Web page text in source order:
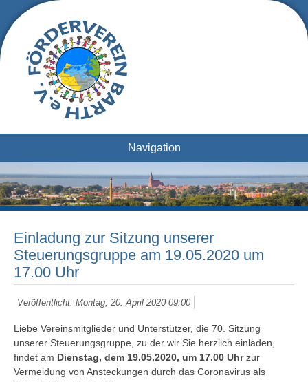
Navigation
Einladung zur Sitzung unserer
Steuerungsgruppe am 19.05.2020 um
17.00 Uhr
Veröffentlicht: Montag, 20. April 2020 09:00
Liebe Vereinsmitglieder und Unterstützer, die 70. Sitzung
unserer Steuerungsgruppe, zu der wir Sie herzlich einladen,
findet am Dienstag, dem 19.05.2020, um 17.00 Uhrzur
Vermeidung von Ansteckungen durch das Coronavirus als